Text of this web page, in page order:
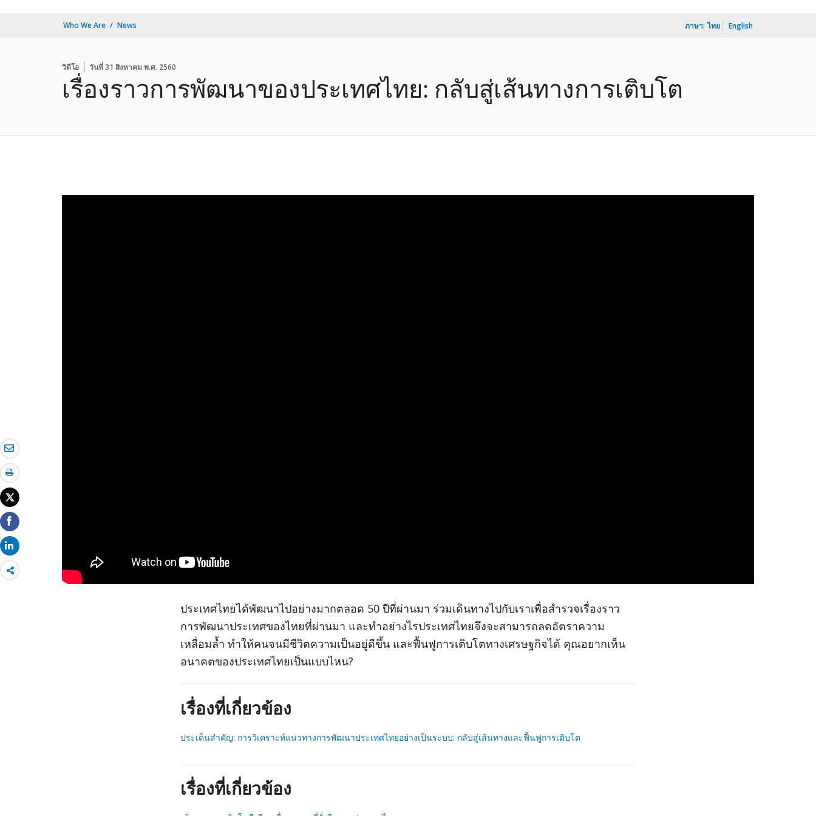
Who We Are News ภาษา: ไทย English
วิดีโอ วันที่ 31 สิงหาคม พ.ศ. 2560
เรื่องราวการพัฒนาของประเทศไทย: กลับสู่เส้นทางการเติบโต
Share
more
ประเทศไทยได้พัฒนาไปอย่างมากตลอด 50 ปีที่ผ่านมา ร่วมเดินทางไปกับเราเพื่อสำรวจเรื่องราว
การพัฒนาประเทศของไทยที่ผ่านมา และทำอย่างไรประเทศไทยจึงจะสามารถลดอัตราความ
เหลื่อมล้ำ ทำให้คนจนมีชีวิตความเป็นอยู่ดีขึ้น และฟื้นฟูการเติบโตทางเศรษฐกิจได้ คุณอยากเห็น
อนาคตของประเทศไทยเป็นแบบไหน?
เรื่องที่เกี่ยวข้อง
ประเด็นสำคัญ: การวิเคราะห์แนวทางการพัฒนาประเทศไทยอย่างเป็นระบบ: กลับสู่เส้นทางและฟื้นฟูการเติบโต
เรื่องที่เกี่ยวข้อง